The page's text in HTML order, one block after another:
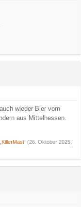
wieder Bier vom
aus Mittelhessen.
KillerMasi“ (26. Oktober 2025,